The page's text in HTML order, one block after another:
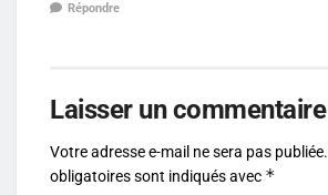
Répondre
Laisser un commentaire
Votre adresse e-mail ne sera pas publiée.
obligatoires sont indiqués avec *